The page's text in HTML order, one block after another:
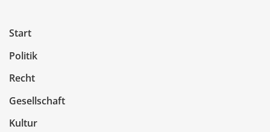
Start
Politik
Recht
Gesellschaft
Kultur